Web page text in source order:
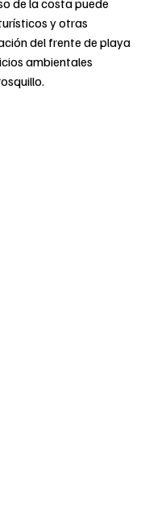
y otras
del frente de playa
ambientales